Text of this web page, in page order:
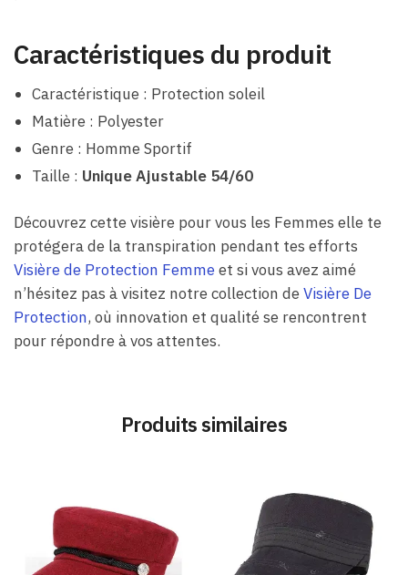
Caractéristiques du produit
Caractéristique : Protection soleil
Matière : Polyester
Genre : Homme Sportif
Taille : Unique Ajustable 54/60
Découvrez cette visière pour vous les Femmes elle te
protégera de la transpiration pendant tes efforts
Visière de Protection Femmeet si vous avez aimé
n’hésitez pas à visitez notre collection deVisière De
Protection, où innovation et qualité se rencontrent
pour répondre à vos attentes.
Produits similaires